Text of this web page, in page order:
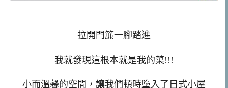
拉開門簾一腳踏進
我就發現這根本就是我的菜!!!
小而溫馨的空間，讓我們頓時墮入了日式小屋